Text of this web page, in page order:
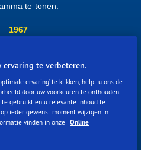
te tonen.
1967
Blimp Columbia biedt live
1973
debuut op Le Mans.
ervaring te verbeteren.
ervaring’ te klikken, helpt u ons de
door uw voorkeuren te onthouden,
gebruikt en u relevante inhoud te
ieder gewenst moment wijzigen in
vinden in onze Online